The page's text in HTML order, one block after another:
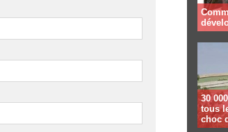
30
tous
choc